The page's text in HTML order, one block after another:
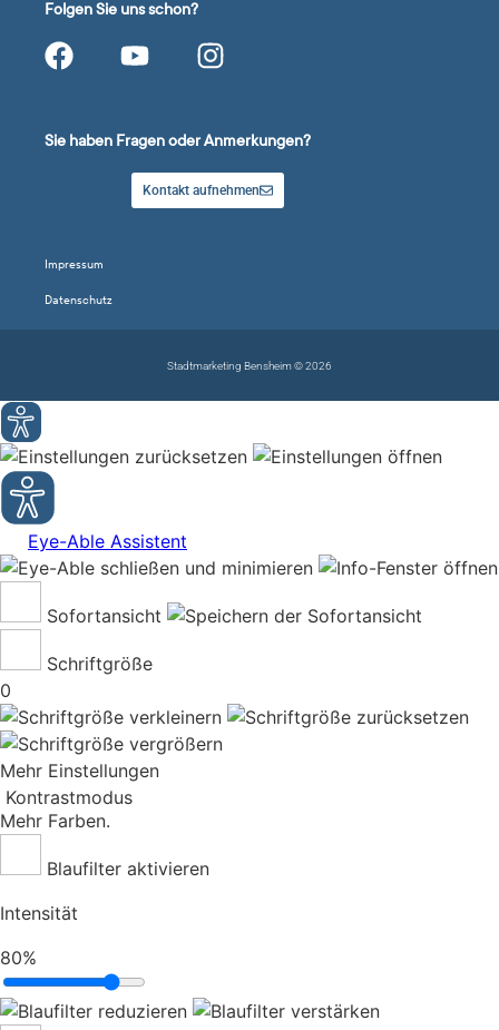
Folgen Sie uns schon?
Sie haben Fragen oder Anmerkungen?
Kontakt aufnehmen
Impressum
Datenschutz
Stadtmarketing Bensheim © 2026